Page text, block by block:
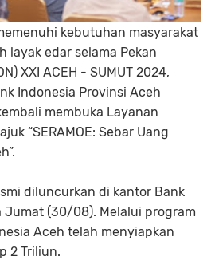
kebutuhan masyarakat
layak edar selama Pekan
XXI ACEH - SUMUT 2024,
Indonesia Provinsi Aceh
membuka Layanan
“SERAMOE: Sebar Uang
diluncurkan di kantor Bank
Jumat (30/08). Melalui program
Aceh telah menyiapkan
2 Triliun.